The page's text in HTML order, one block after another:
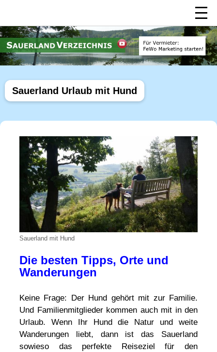
Sauerland Urlaub mit Hund
Sauerland mit Hund
Die besten Tipps, Orte und
Wanderungen
Keine Frage: Der Hund gehört mit zur Familie.
Und Familienmitglieder kommen auch mit in den
Urlaub. Wenn Ihr Hund die Natur und weite
Wanderungen liebt, dann ist das Sauerland
sowieso das perfekte Reiseziel für den